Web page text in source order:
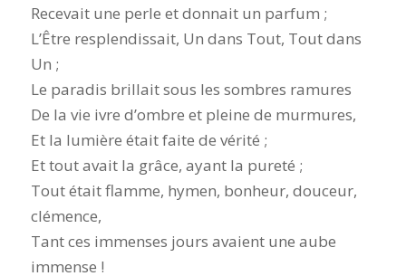
Recevait une perle et donnait un parfum ;
L’Être resplendissait, Un dans Tout, Tout dans
Un ;
Le paradis brillait sous les sombres ramures
De la vie ivre d’ombre et pleine de murmures,
Et la lumière était faite de vérité ;
Et tout avait la grâce, ayant la pureté ;
Tout était flamme, hymen, bonheur, douceur,
clémence,
Tant ces immenses jours avaient une aube
immense !